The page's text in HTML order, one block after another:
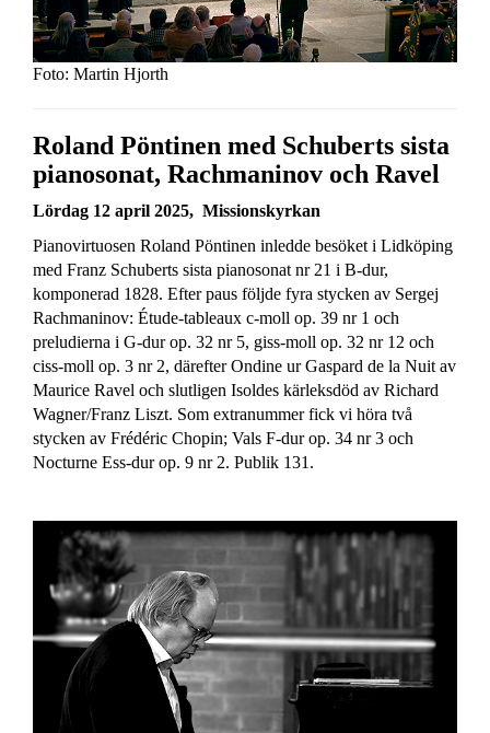
Foto: Martin Hjorth
Roland Pöntinen med Schuberts sista
pianosonat, Rachmaninov och Ravel
Lördag 12 april 2025, Missionskyrkan
Pianovirtuosen Roland Pöntinen inledde besöket i Lidköping
med Franz Schuberts sista pianosonat nr 21 i B-dur,
komponerad 1828. Efter paus följde fyra stycken av Sergej
Rachmaninov: Étude-tableaux c-moll op. 39 nr 1 och
preludierna i G-dur op. 32 nr 5, giss-moll op. 32 nr 12 och
ciss-moll op. 3 nr 2, därefter Ondine ur Gaspard de la Nuit av
Maurice Ravel och slutligen Isoldes kärleksdöd av Richard
Wagner/Franz Liszt. Som extranummer fick vi höra två
stycken av Frédéric Chopin; Vals F-dur op. 34 nr 3 och
Nocturne Ess-dur op. 9 nr 2. Publik 131.